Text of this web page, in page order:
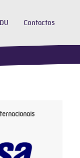
Contactos